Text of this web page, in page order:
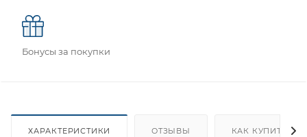
Бонусы за покупки
ХАРАКТЕРИСТИКИ ОТЗЫВЫ КАК КУПИТЬ